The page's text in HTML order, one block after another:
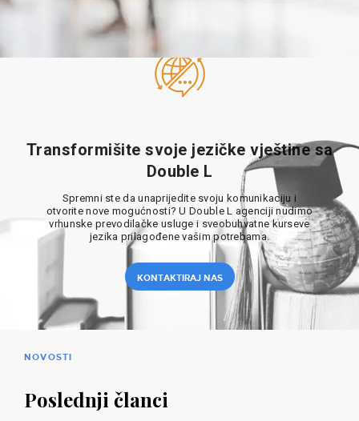
Transformišite svoje jezičke vještine sa
Double L
Spremni ste da unaprijedite svoju komunikaciju i
otvorite nove mogućnosti? U Double L agenciji nudimo
vrhunske prevodilačke usluge i sveobuhvatne kurseve
jezika prilagođene vašim potrebama.
KONTAKTIRAJ NAS
NOVOSTI
Poslednji članci